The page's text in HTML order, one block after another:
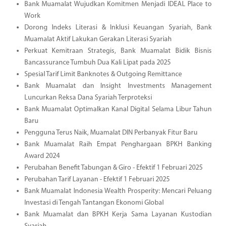
Bank Muamalat Wujudkan Komitmen Menjadi IDEAL Place to
Work
Dorong Indeks Literasi & Inklusi Keuangan Syariah, Bank
Muamalat Aktif Lakukan Gerakan Literasi Syariah
Perkuat Kemitraan Strategis, Bank Muamalat Bidik Bisnis
Bancassurance Tumbuh Dua Kali Lipat pada 2025
Spesial Tarif Limit Banknotes & Outgoing Remittance
Bank Muamalat dan Insight Investments Management
Luncurkan Reksa Dana Syariah Terproteksi
Bank Muamalat Optimalkan Kanal Digital Selama Libur Tahun
Baru
Pengguna Terus Naik, Muamalat DIN Perbanyak Fitur Baru
Bank Muamalat Raih Empat Penghargaan BPKH Banking
Award 2024
Perubahan Benefit Tabungan & Giro - Efektif 1 Februari 2025
Perubahan Tarif Layanan - Efektif 1 Februari 2025
Bank Muamalat Indonesia Wealth Prosperity: Mencari Peluang
Investasi di Tengah Tantangan Ekonomi Global
Bank Muamalat dan BPKH Kerja Sama Layanan Kustodian